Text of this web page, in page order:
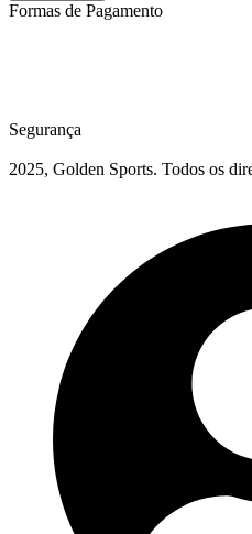
Formas de Pagamento
Segurança
2025, Golden Sports. Todos os